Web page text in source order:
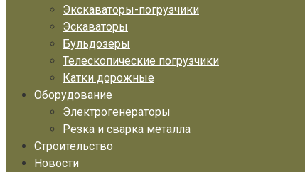
Экскаваторы-погрузчики
Эскаваторы
Бульдозеры
Телескопические погрузчики
Катки дорожные
Оборудование
Электрогенераторы
Резка и сварка металла
Строительство
Новости